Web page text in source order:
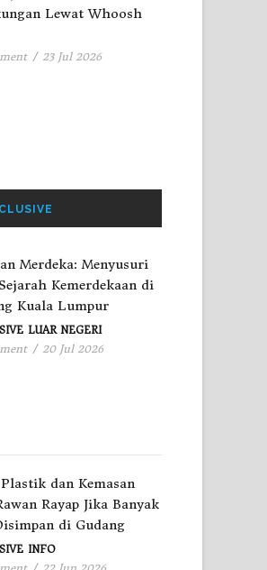
Lewat Whoosh
/ 23 Jul 2026
Merdeka: Menyusuri
Kemerdekaan di
Kuala Lumpur
LUAR NEGERI
/ 20 Jul 2026
dan Kemasan
Rayap Jika Banyak
di Gudang
INFO